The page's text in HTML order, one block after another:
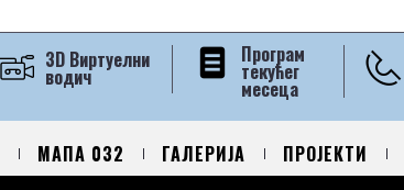
Програм
текућег
месеца
3D Виртуелни
водич
МАПА 032 ГАЛЕРИЈА ПРОЈЕКТИ